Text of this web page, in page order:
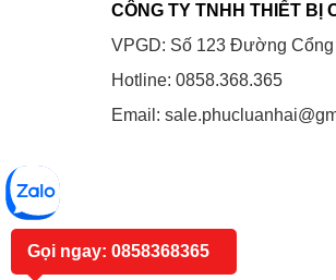
CÔNG TY TNHH THIẾT BỊ
VPGD: Số 123 Đường Cổng
Hotline: 0858.368.365
Email:
Gọi ngay: 0858368365